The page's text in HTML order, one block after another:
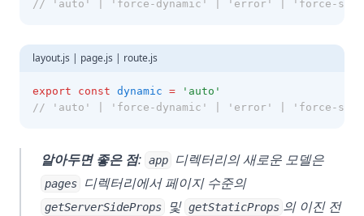
// 'auto' | 'force-dynamic' | 'error' | 'force-
layout.js | page.js | route.js
export const dynamic =
'auto'
// 'auto' | 'force-dynamic' | 'error' | 'force-
알아두면 좋은 점: app 디렉터리의 새로운 모델은
pages 디렉터리에서 페이지 수준의
getServerSideProps 및 getStaticProps 의 이진 전